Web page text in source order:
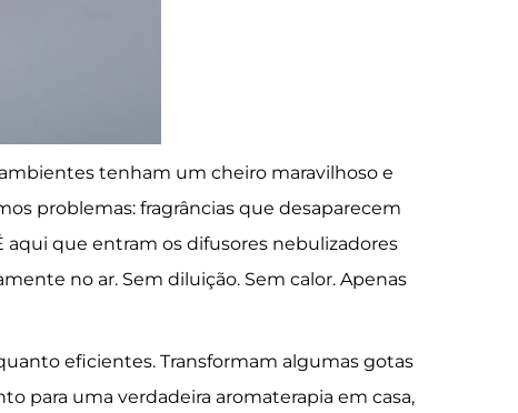
tenham um cheiro maravilhoso e
problemas: fragrâncias que desaparecem
que entram os difusores nebulizadores
no ar. Sem diluição. Sem calor. Apenas
eficientes. Transformam algumas gotas
para uma verdadeira aromaterapia em casa,